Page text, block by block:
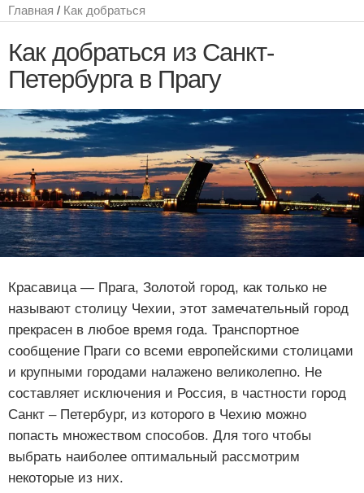
Главная / Как добраться
Как добраться из Санкт-
Петербурга в Прагу
Красавица — Прага, Золотой город, как только не
называют столицу Чехии, этот замечательный город
прекрасен в любое время года. Транспортное
сообщение Праги со всеми европейскими столицами
и крупными городами налажено великолепно. Не
составляет исключения и Россия, в частности город
Санкт – Петербург, из которого в Чехию можно
попасть множеством способов. Для того чтобы
выбрать наиболее оптимальный рассмотрим
некоторые из них.